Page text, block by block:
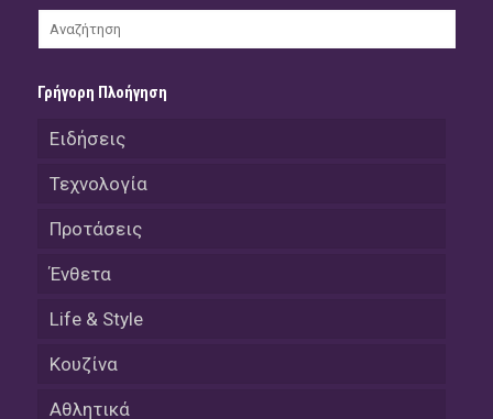
Γρήγορη Πλοήγηση
Ειδήσεις
Τεχνολογία
Προτάσεις
Ένθετα
Life & Style
Κουζίνα
Αθλητικά